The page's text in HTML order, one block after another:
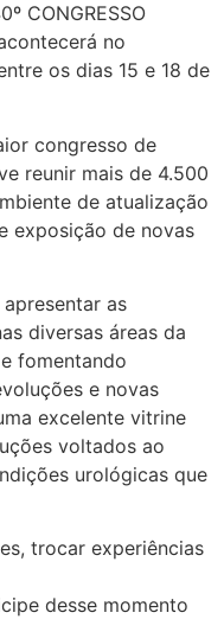
CONGRESSO
no
os dias 15 e 18 de
congresso de
reunir mais de 4.500
de atualização
exposição de novas
as
diversas áreas da
fomentando
e novas
excelente vitrine
voltados ao
urológicas que
trocar experiências
desse momento